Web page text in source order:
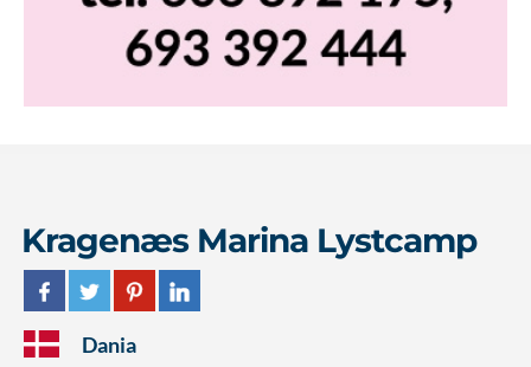
Kragenæs Marina Lystcamp
Dania